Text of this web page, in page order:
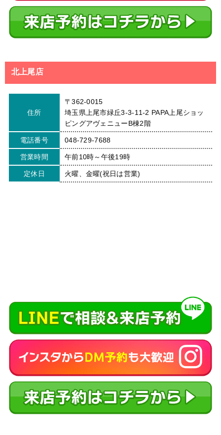
北上尾店
住所
〒362-0015
埼玉県上尾市緑丘3-3-11-2 PAPA上尾ショッ
ピングアヴェニューB棟2階
電話番号 048-729-7688
営業時間 午前10時～午後19時
定休日 火曜、金曜(祝日は営業)